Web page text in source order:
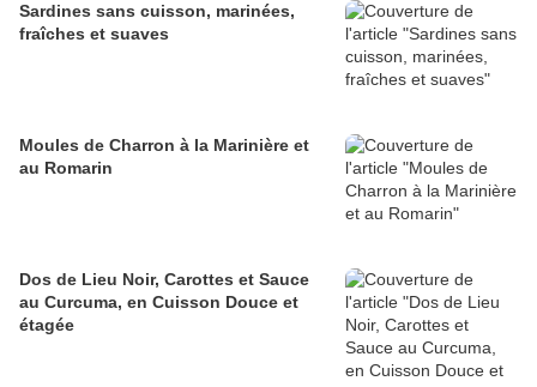
Sardines sans cuisson, marinées,
fraîches et suaves
Moules de Charron à la Marinière et
au Romarin
Dos de Lieu Noir, Carottes et Sauce
au Curcuma, en Cuisson Douce et
étagée